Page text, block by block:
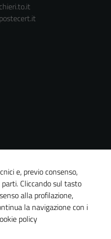
e, previo consenso,
Cliccando sul tasto
alla profilazione,
la navigazione con i
policy